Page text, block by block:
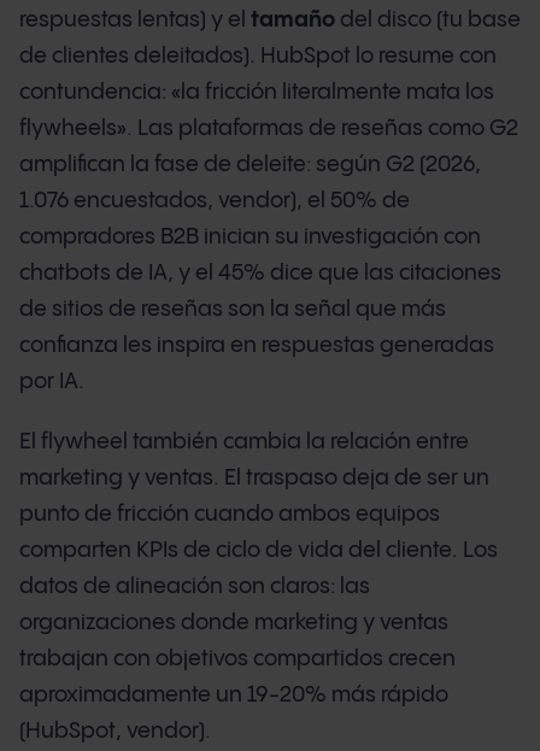
respuestas lentas) y el tamaño del disco (tu base
de clientes deleitados). HubSpot lo resume con
contundencia: «la fricción literalmente mata los
flywheels». Las plataformas de reseñas como G2
amplifican la fase de deleite: según G2 (2026,
1.076 encuestados, vendor), el 50% de
compradores B2B inician su investigación con
chatbots de IA, y el 45% dice que las citaciones
de sitios de reseñas son la señal que más
confianza les inspira en respuestas generadas
por IA.
El flywheel también cambia la relación entre
marketing y ventas. El traspaso deja de ser un
punto de fricción cuando ambos equipos
comparten KPIs de ciclo de vida del cliente. Los
datos de alineación son claros: las
organizaciones donde marketing y ventas
trabajan con objetivos compartidos crecen
aproximadamente un 19-20% más rápido
(HubSpot, vendor).